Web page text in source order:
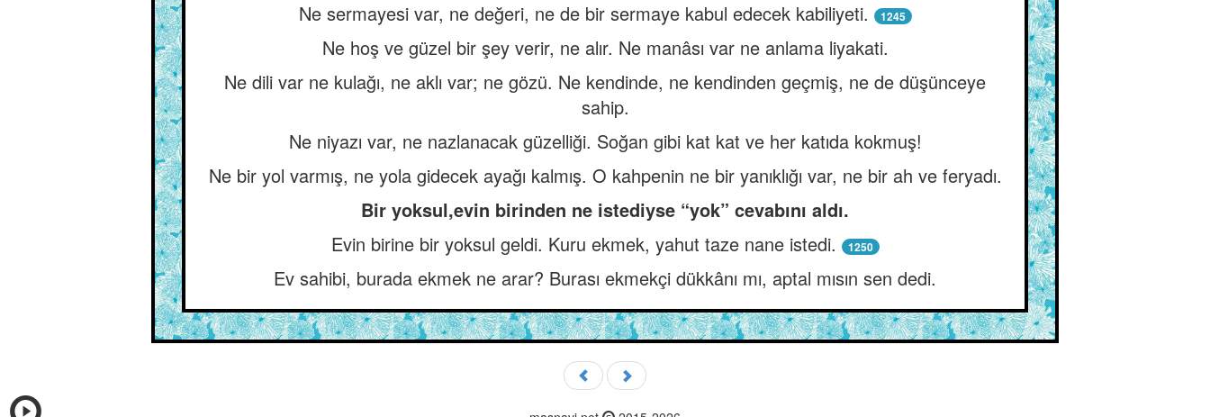
Ne sermayesi var, ne değeri, ne de bir sermaye kabul edecek kabiliyeti.
1245
Ne hoş ve güzel bir şey verir, ne alır. Ne manâsı var ne anlama liyakati.
Ne dili var ne kulağı, ne aklı var; ne gözü. Ne kendinde, ne kendinden geçmiş, ne de düşünceye
sahip.
Ne niyazı var, ne nazlanacak güzelliği. Soğan gibi kat kat ve her katıda kokmuş!
Ne bir yol varmış, ne yola gidecek ayağı kalmış. O kahpenin ne bir yanıklığı var, ne bir ah ve feryadı.
Bir yoksul,evin birinden ne istediyse “yok” cevabını aldı.
Evin birine bir yoksul geldi. Kuru ekmek, yahut taze nane istedi.
1250
Ev sahibi, burada ekmek ne arar? Burası ekmekçi dükkânı mı, aptal mısın sen dedi.